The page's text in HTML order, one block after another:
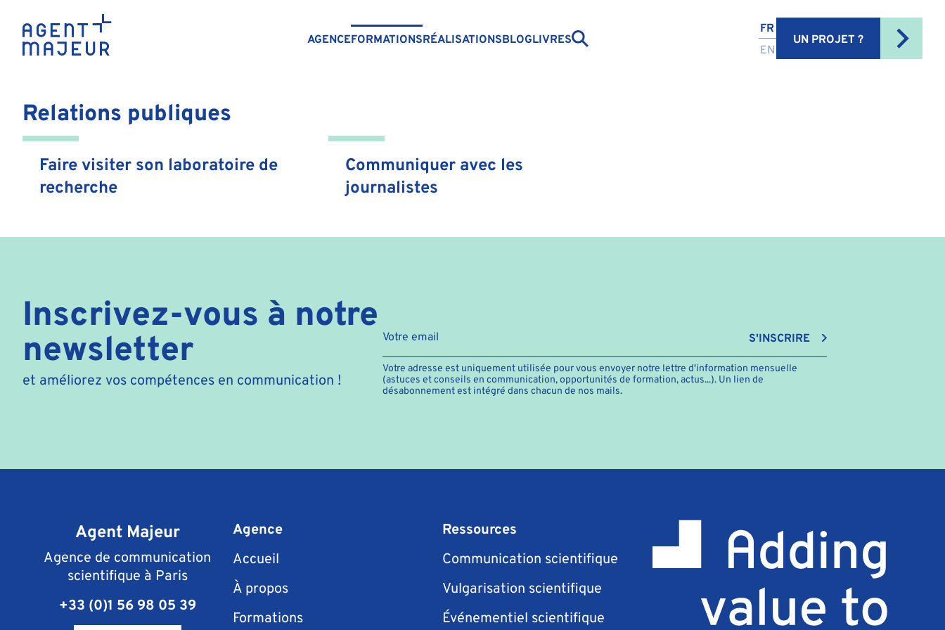
AGENCEFORMATIONSRÉALISATIONSBLOGLIVRES
FR
EN
UN PROJET ?
Relations publiques
Faire visiter son laboratoire de
recherche
Communiquer avec les
journalistes
Inscrivez-vous à notre
newsletter
et améliorez vos compétences en communication !
S'INSCRIRE
Votre adresse est uniquement utilisée pour vous envoyer notre lettre d'information mensuelle
(astuces et conseils en communication, opportunités de formation, actus...). Un lien de
désabonnement est intégré dans chacun de nos mails.
Agent Majeur
Agence de communication
scientifique à Paris
+33 (0)1 56 98 05 39
Agence
Accueil
À propos
Formations
Ressources
Communication scientifique
Vulgarisation scientifique
Événementiel scientifique